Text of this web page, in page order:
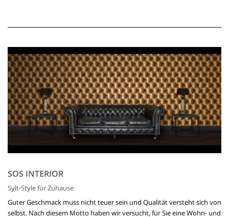
SOS INTERIOR
Sylt-Style für Zuhause
Guter Geschmack muss nicht teuer sein und Qualität versteht sich von
selbst. Nach diesem Motto haben wir versucht, für Sie eine Wohn- und